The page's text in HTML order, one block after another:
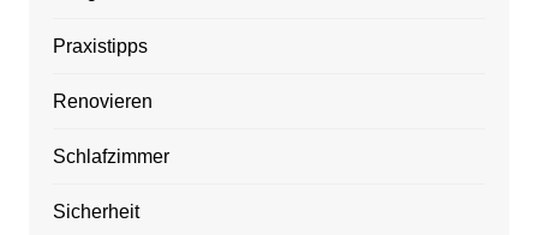
Praxistipps
Renovieren
Schlafzimmer
Sicherheit